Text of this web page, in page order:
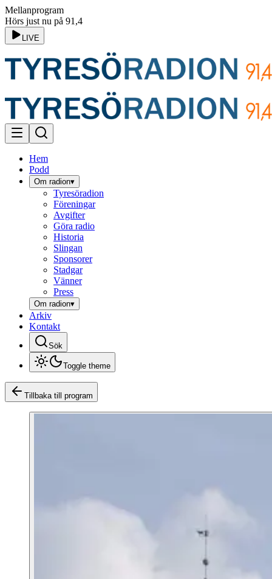
Mellanprogram
Hörs just nu på 91,4
LIVE
Hem
Podd
Om radion▾
Tyresöradion
Föreningar
Avgifter
Göra radio
Historia
Slingan
Sponsorer
Stadgar
Vänner
Press
Om radion▾
Arkiv
Kontakt
Sök
Toggle theme
Tillbaka till program